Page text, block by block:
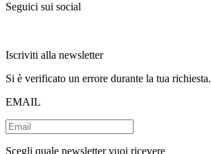
Seguici sui social
Iscriviti alla newsletter
Si è verificato un errore durante la tua richiesta.
EMAIL
Scegli quale newsletter vuoi ricevere